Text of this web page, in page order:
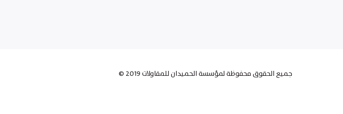
© جميع الحقوق محفوظة لمؤسسة الحميدان للمقاولات 2019